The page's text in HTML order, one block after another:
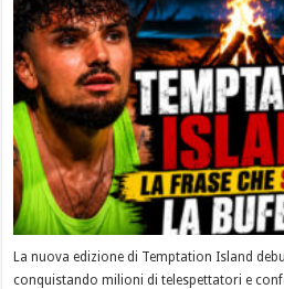
La nuova edizione di Temptation Island
conquistando milioni di telespettatori e